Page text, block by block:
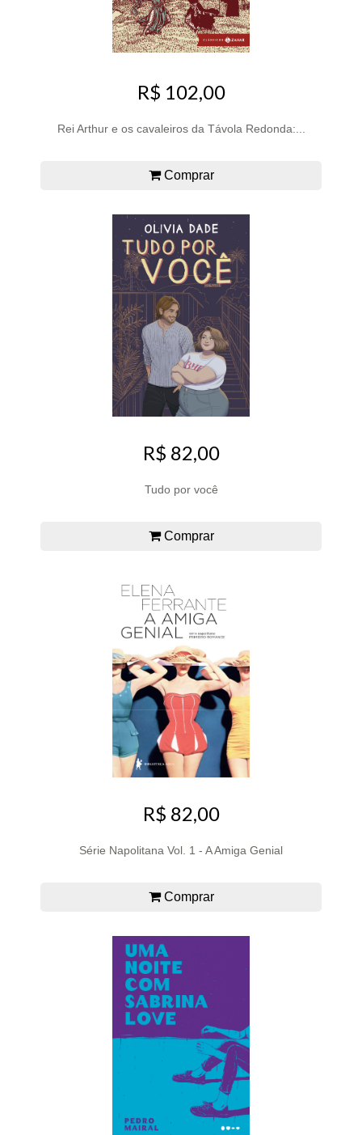
R$ 102,00
Rei Arthur e os cavaleiros da Távola Redonda:...
Comprar
R$ 82,00
Tudo por você
Comprar
R$ 82,00
Série Napolitana Vol. 1 - A Amiga Genial
Comprar